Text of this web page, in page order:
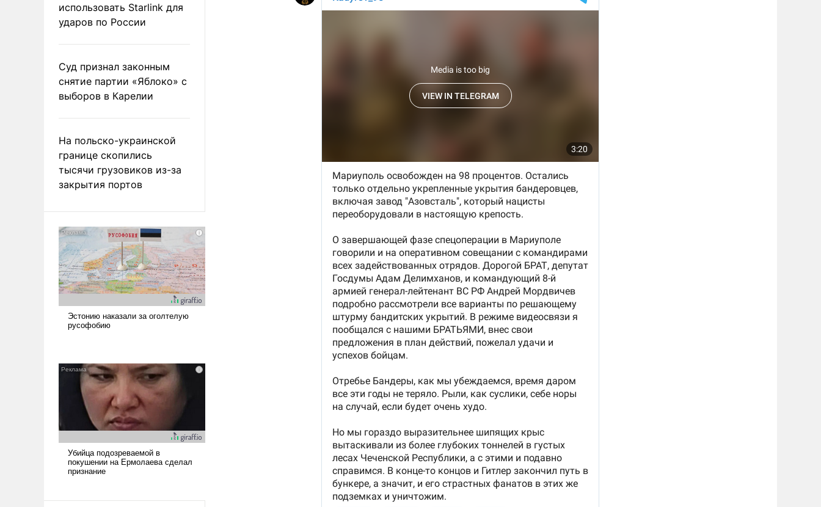
использовать Starlink для
ударов по России
Суд признал законным
снятие партии «Яблоко» с
выборов в Карелии
На польско-украинской
границе скопились
тысячи грузовиков из-за
закрытия портов